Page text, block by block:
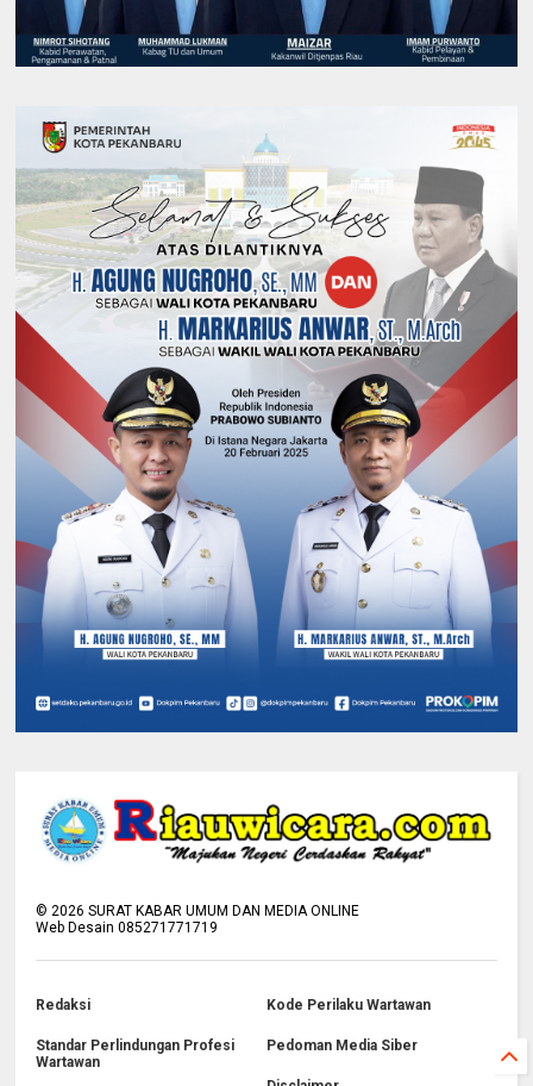
©2026 SURAT KABAR UMUM DAN MEDIA ONLINE
Web Desain 085271771719
Redaksi Kode Perilaku Wartawan
Standar Perlindungan Profesi
Wartawan
Pedoman Media Siber